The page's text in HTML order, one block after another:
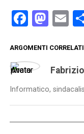
ARGOMENTI
Informatico,